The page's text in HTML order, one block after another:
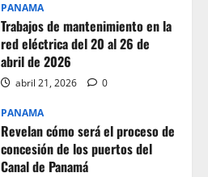
PANAMA
Trabajos de mantenimiento en la
red eléctrica del 20 al 26 de
abril de 2026
abril 21, 2026 0
PANAMA
Revelan cómo será el proceso de
concesión de los puertos del
Canal de Panamá